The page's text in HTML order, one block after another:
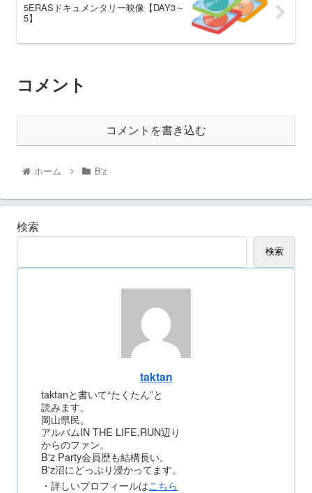
5ERASドキュメンタリー映像【DAY3～
5】
コメント
コメントを書き込む
ホーム B'z
検索
検索
taktan
taktanと書いて“たくたん”と
読みます。
岡山県民。
アルバムIN THE LIFE,RUN辺り
からのファン。
B'z Party会員歴も結構長い。
B'z沼にどっぷり浸かってます。
・詳しいプロフィールはこちら